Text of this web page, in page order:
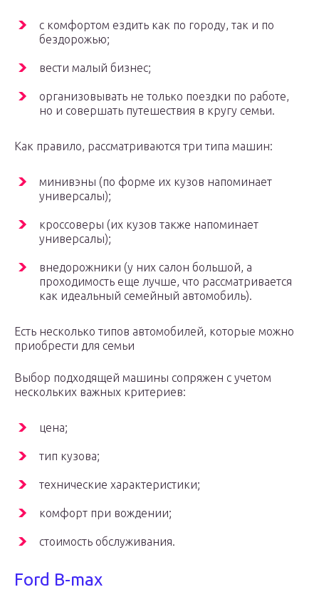
с комфортом ездить как по городу, так и по
бездорожью;
вести малый бизнес;
организовывать не только поездки по работе,
но и совершать путешествия в кругу семьи.
Как правило, рассматриваются три типа машин:
минивэны (по форме их кузов напоминает
универсалы);
кроссоверы (их кузов также напоминает
универсалы);
внедорожники (у них салон большой, а
проходимость еще лучше, что рассматривается
как идеальный семейный автомобиль).
Есть несколько типов автомобилей, которые можно
приобрести для семьи
Выбор подходящей машины сопряжен с учетом
нескольких важных критериев:
цена;
тип кузова;
технические характеристики;
комфорт при вождении;
стоимость обслуживания.
Ford B-max